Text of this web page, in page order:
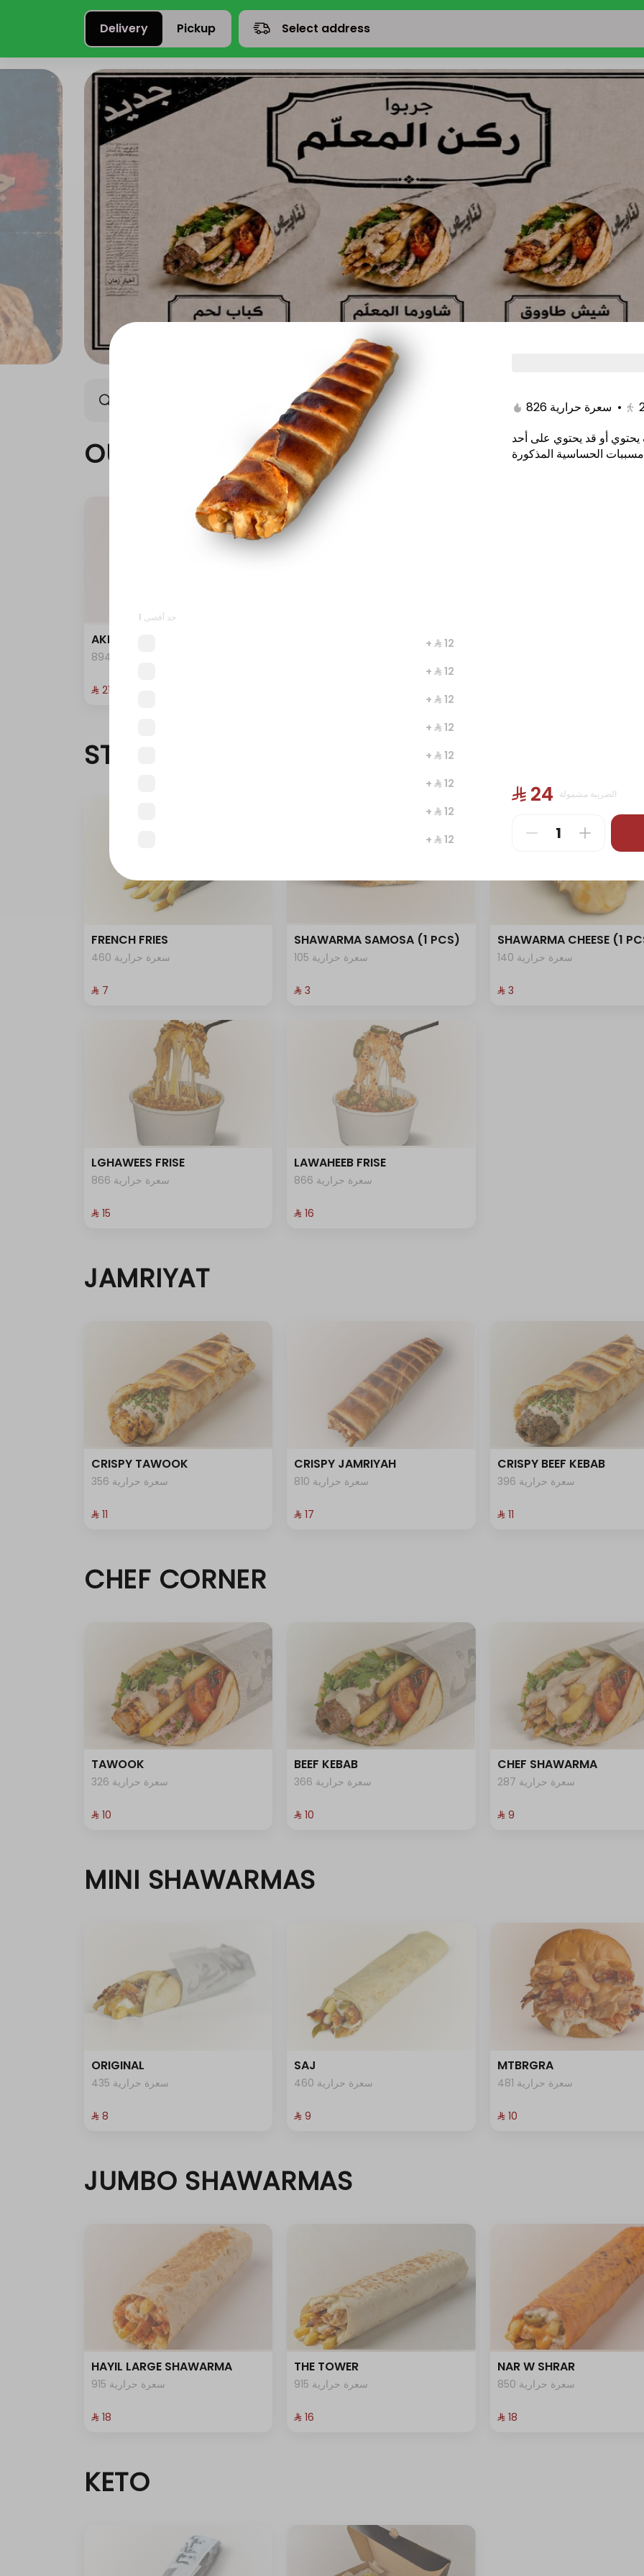
Delivery Pickup Select address
START SMILING JAMRIYAT CHEF CORNER MINI
OUR NEW
AKKAWI
⁨⁦‪‬ 21⁩
START SMILING
FRENCH FRIES
460 سعرة حرارية
⁨⁦‪‬ 7⁩
SHAWARMA SAMOSA (1 PCS)
105 سعرة حرارية
⁨⁦‪‬ 3⁩
SHAWARMA CHEESE (1
140 سعرة حرارية
⁨⁦‪‬ 3⁩
LGHAWEES FRISE
866 سعرة حرارية
⁨⁦‪‬ 15⁩
LAWAHEEB FRISE
866 سعرة حرارية
⁨⁦‪‬ 16⁩
JAMRIYAT
CRISPY TAWOOK
356 سعرة حرارية
⁨⁦‪‬ 11⁩
CRISPY JAMRIYAH
810 سعرة حرارية
⁨⁦‪‬ 17⁩
CRISPY BEEF KEBAB
396 سعرة حرارية
⁨⁦‪‬ 11⁩
CHEF CORNER
TAWOOK
326 سعرة حرارية
⁨⁦‪‬ 10⁩
BEEF KEBAB
366 سعرة حرارية
⁨⁦‪‬ 10⁩
CHEF SHAWARMA
287 سعرة حرارية
⁨⁦‪‬ 9⁩
MINI SHAWARMAS
ORIGINAL
435 سعرة حرارية
⁨⁦‪‬ 8⁩
SAJ
460 سعرة حرارية
⁨⁦‪‬ 9⁩
MTBRGRA
481 سعرة حرارية
⁨⁦‪‬ 10⁩
JUMBO SHAWARMAS
HAYIL LARGE SHAWARMA
915 سعرة حرارية
⁨⁦‪‬ 18⁩
THE TOWER
915 سعرة حرارية
⁨⁦‪‬ 16⁩
NAR W SHRAR
850 سعرة حرارية
⁨⁦‪‬ 18⁩
KETO
حد أقصى 1
+ ⁨⁦‪‬ 12⁩
+ ⁨⁦‪‬ 12⁩
+ ⁨⁦‪‬ 12⁩
+ ⁨⁦‪‬ 12⁩
+ ⁨⁦‪‬ 12⁩
+ ⁨⁦‪‬ 12⁩
+ ⁨⁦‪‬ 12⁩
+ ⁨⁦‪‬ 12⁩
حد أقصى 4
+ ⁨⁦‪‬ 1⁩
الإستثناءات
826 سعرة حرارية •
أو قد يحتوي على أحد
مسببات الحساسية المذكورة
⁨⁦‪‬ 24⁩ الضريبة مشمولة